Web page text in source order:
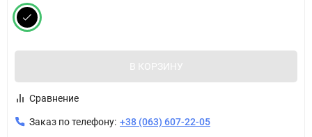
В КОРЗИНУ
Сравнение
Заказ по телефону: +38 (063) 607-22-05